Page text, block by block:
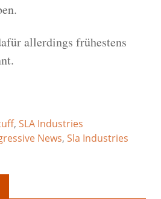
allerdings frühestens
, SLA Industries
News, Sla Industries